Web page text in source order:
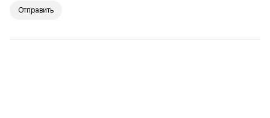
Отправить